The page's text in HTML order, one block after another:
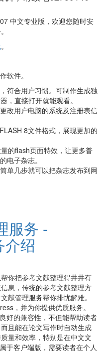
中文专业版，欢迎您随时安
。
软件。
符合用户习惯。可制作生成独
，直接打开就能观看。
改用户电脑的系统及注册表信
8文件格式，展现更加的
的flash页面特效，让更多普
电子杂志。
单几步就可以把杂志发布到网
服务 -
介绍
你把参考文献整理得井井有
息，传统的参考文献整理方
献管理服务帮你排忧解难。
，并为你提供优质服务。
好的兼容性，不但能帮助读者
且能在论文写作时自动生成
量和效率，特别是在中文文
于客户端版，需要读者在个人